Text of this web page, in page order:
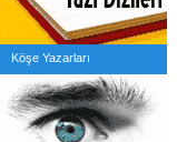
Köşe Yazarları